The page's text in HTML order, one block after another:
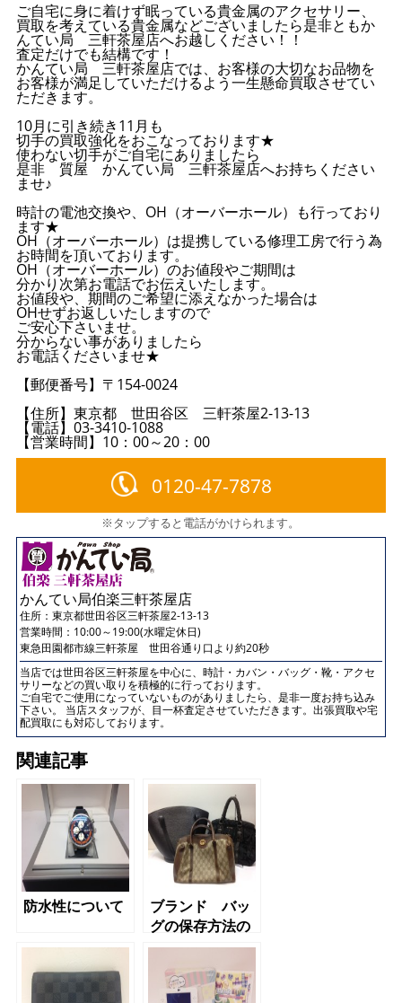
ご自宅に身に着けず眠っている貴金属のアクセサリー、
買取を考えている貴金属などございましたら是非ともか
んてい局 三軒茶屋店へお越しください！！
査定だけでも結構です！
かんてい局 三軒茶屋店では、お客様の大切なお品物を
お客様が満足していただけるよう一生懸命買取させてい
ただきます。
10月に引き続き11月も
切手の買取強化をおこなっております★
使わない切手がご自宅にありましたら
是非 質屋 かんてい局 三軒茶屋店へお持ちください
ませ♪
時計の電池交換や、OH（オーバーホール）も行っており
ます★
OH（オーバーホール）は提携している修理工房で行う為
お時間を頂いております。
OH（オーバーホール）のお値段やご期間は
分かり次第お電話でお伝えいたします。
お値段や、期間のご希望に添えなかった場合は
OHせずお返しいたしますので
ご安心下さいませ。
分からない事がありましたら
お電話くださいませ★
【郵便番号】〒154-0024
【住所】東京都 世田谷区 三軒茶屋2-13-13
【電話】03-3410-1088
【営業時間】10：00～20：00
0120-47-7878
※タップすると電話がかけられます。
かんてい局伯楽三軒茶屋店
住所： 東京都世田谷区三軒茶屋2-13-13
営業時間：10:00～19:00(水曜定休日)
東急田園都市線三軒茶屋 世田谷通り口より約20秒
当店では世田谷区三軒茶屋を中心に、時計・カバン・バッグ・靴・アクセ
サリーなどの買い取りを積極的に行っております。
ご自宅でご使用になっていないものがありましたら、是非一度お持ち込み
下さい。 当店スタッフが、目一杯査定させていただきます。出張買取や宅
配買取にも対応しております。
関連記事
防水性について
ブランド バッ
グの保存方法の
ついて